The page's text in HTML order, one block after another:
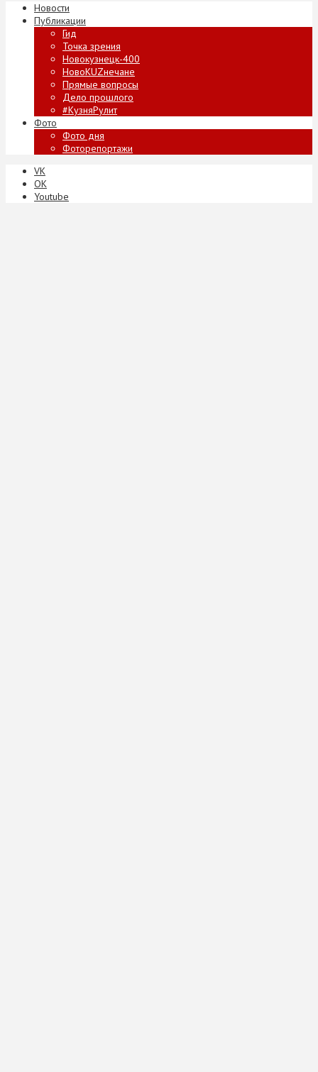
Новости
Публикации
Гид
Точка зрения
Новокузнецк-400
НовоKUZнечане
Прямые вопросы
Дело прошлого
#КузняРулит
Фото
Фото дня
Фоторепортажи
VK
ОК
Youtube